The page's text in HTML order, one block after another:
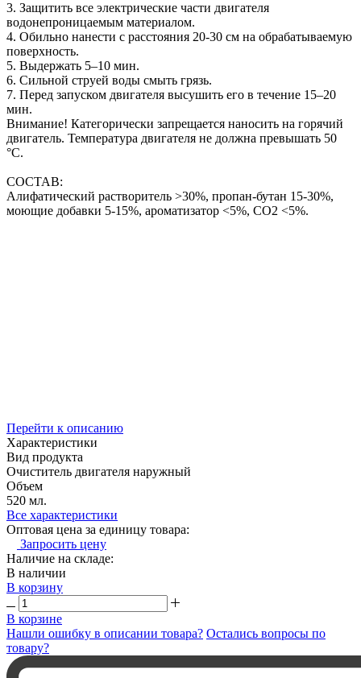
3. Защитить все электрические части двигателя
водонепроницаемым материалом.
4. Обильно нанести с расстояния 20-30 см на обрабатываемую
поверхность.
5. Выдержать 5–10 мин.
6. Сильной струей воды смыть грязь.
7. Перед запуском двигателя высушить его в течение 15–20
мин.
Внимание! Категорически запрещается наносить на горячий
двигатель. Температура двигателя не должна превышать 50
°С.
СОСТАВ:
Алифатический растворитель >30%, пропан-бутан 15-30%,
моющие добавки 5-15%, ароматизатор <5%, CO2 <5%.
Перейти к описанию
Характеристики
Вид продукта
Очиститель двигателя наружный
Объем
520 мл.
Все характеристики
Оптовая цена за единицу товара:
Запросить цену
Наличие на складе:
В наличии
В корзину
В корзине
Нашли ошибку в описании товара? Остались вопросы по
товару?